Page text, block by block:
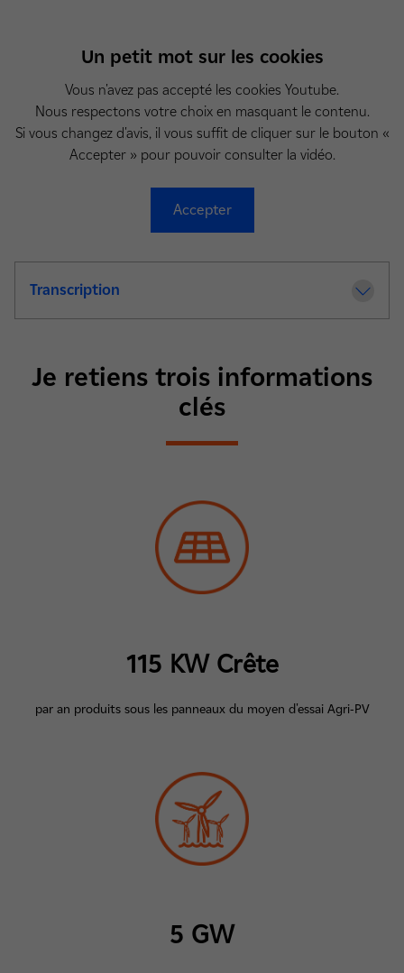
Un petit mot sur les cookies
Vous n'avez pas accepté les cookies Youtube.
Nous respectons votre choix en masquant le contenu.
Si vous changez d'avis, il vous suffit de cliquer sur le bouton «
Accepter » pour pouvoir consulter la vidéo.
Accepter
Transcription de la video La R&D et les énergies
Je retiens trois informations
clés
115 KW Crête
par an produits sous les panneaux du moyen d'essai Agri-PV
5 GW